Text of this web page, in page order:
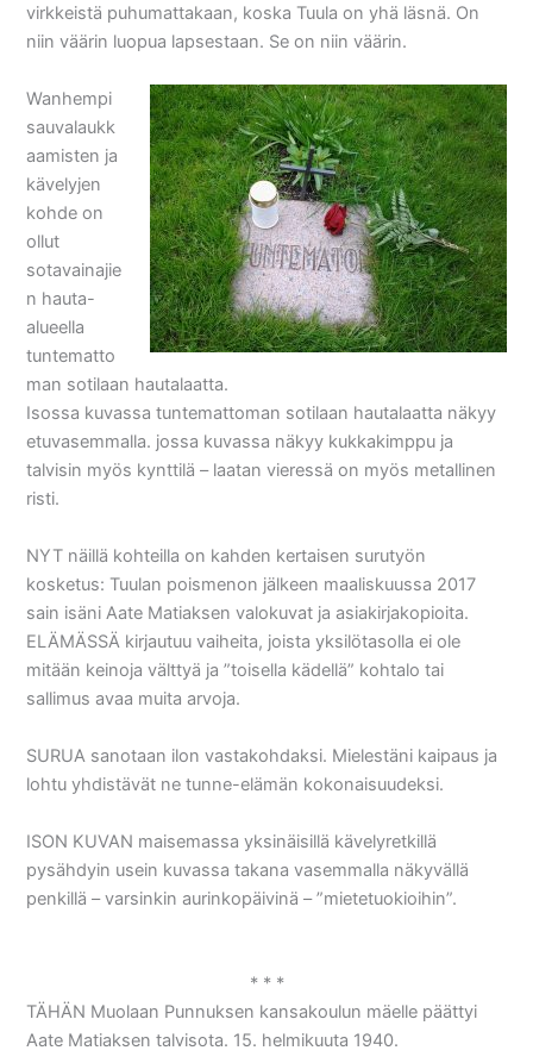
virkkeistä puhumattakaan, koska Tuula on yhä läsnä. On
niin väärin luopua lapsestaan. Se on niin väärin.
Wanhempi
sauvalaukk
aamisten ja
kävelyjen
kohde on
ollut
sotavainajie
n hauta-
alueella
tuntematto
man sotilaan hautalaatta.
Isossa kuvassa tuntemattoman sotilaan hautalaatta näkyy
etuvasemmalla. jossa kuvassa näkyy kukkakimppu ja
talvisin myös kynttilä – laatan vieressä on myös metallinen
risti.
NYT näillä kohteilla on kahden kertaisen surutyön
kosketus: Tuulan poismenon jälkeen maaliskuussa 2017
sain isäni Aate Matiaksen valokuvat ja asiakirjakopioita.
ELÄMÄSSÄ kirjautuu vaiheita, joista yksilötasolla ei ole
mitään keinoja välttyä ja ”toisella kädellä” kohtalo tai
sallimus avaa muita arvoja.
SURUA sanotaan ilon vastakohdaksi. Mielestäni kaipaus ja
lohtu yhdistävät ne tunne-elämän kokonaisuudeksi.
ISON KUVAN maisemassa yksinäisillä kävelyretkillä
pysähdyin usein kuvassa takana vasemmalla näkyvällä
penkillä – varsinkin aurinkopäivinä – ”mietetuokioihin”.
* * *
TÄHÄN Muolaan Punnuksen kansakoulun mäelle päättyi
Aate Matiaksen talvisota. 15. helmikuuta 1940.